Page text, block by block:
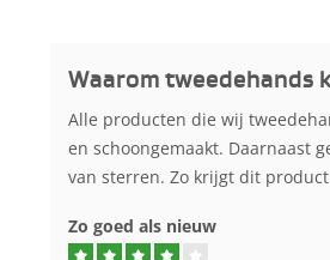
Waarom tweedehands
Alle producten die wij
en schoongemaakt. Daarnaast
van sterren. Zo krijgt dit
Zo goed als nieuw